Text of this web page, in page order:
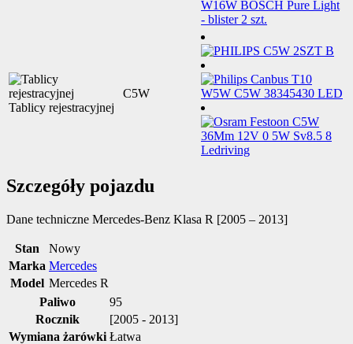
Tablicy rejestracyjnej
C5W
Szczegóły pojazdu
Dane techniczne Mercedes-Benz Klasa R [2005 – 2013]
Stan
Nowy
Marka Mercedes
Model Mercedes R
Paliwo
95
Rocznik
[2005 - 2013]
Wymiana żarówki Łatwa